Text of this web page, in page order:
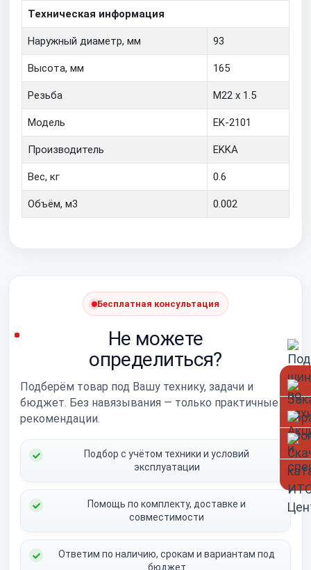
Техническая информация
Наружный диаметр, мм 93
Высота, мм 165
Резьба M22 x 1.5
Модель EK-2101
Производитель EKKA
Вес, кг 0.6
Объём, м3 0.002
Бесплатная консультация
Не можете
определиться?
Подберём товар под Вашу технику, задачи и
бюджет. Без навязывания — только практичные
рекомендации.
Подбор с учётом техники и условий
эксплуатации
Помощь по комплекту, доставке и
совместимости
Ответим по наличию, срокам и вариантам под
бюджет